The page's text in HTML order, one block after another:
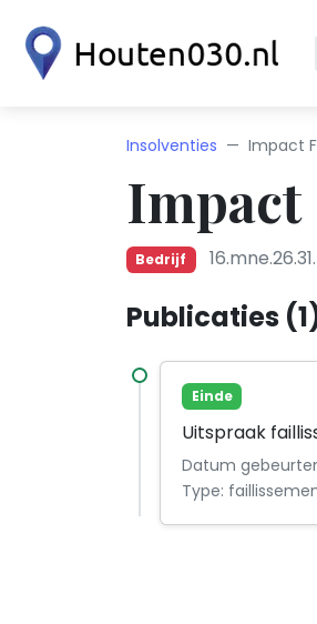
Insolventies Impact
Impact
Bedrijf
Publicaties
Einde
Uitspraak
Datum
Type: